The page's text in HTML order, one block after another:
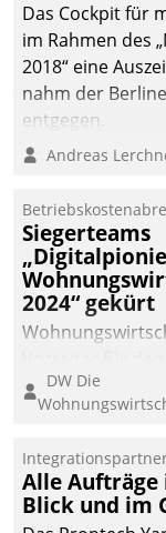
Das Cockpit für
im Rahmen des
2018“ eine
nahm der
entgegen.
Andreas
Siegerteams
2024“ gekürt
eine digitale
finden, ist das
der
Bewerben
DW Die
Alle Aufträge
Blick und im